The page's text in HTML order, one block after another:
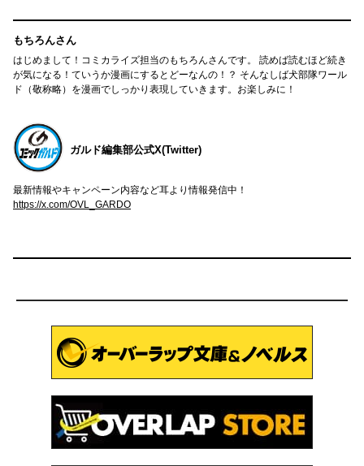
もちろんさん
はじめまして！コミカライズ担当のもちろんさんです。 読めば読むほど続き
が気になる！ていうか漫画にするとどーなんの！？ そんなしば犬部隊ワール
ド（敬称略）を漫画でしっかり表現していきます。お楽しみに！
ガルド編集部公式X(Twitter)
最新情報やキャンペーン内容など耳より情報発信中！
https://x.com/OVL_GARDO